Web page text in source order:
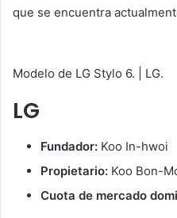
que se encuentra
Modelo de LG Stylo 6. | LG.
LG
Fundador: Koo In-hwoi
Propietario: Koo Bon-
Cuota de mercado